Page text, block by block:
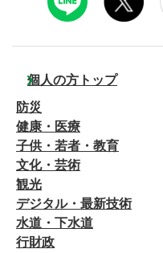
個人の方トップ
防災
健康・医療
子供・若者・教育
文化・芸術
観光
デジタル・最新技術
水道・下水道
行財政